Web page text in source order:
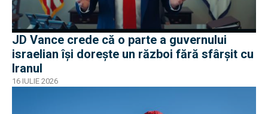
JD Vance crede că o parte a guvernului
israelian își dorește un război fără sfârșit cu
Iranul
16 IULIE 2026